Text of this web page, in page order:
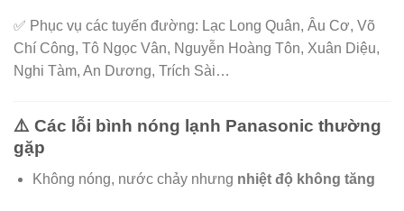
✅ Phục vụ các tuyến đường: Lạc Long Quân, Âu Cơ, Võ
Chí Công, Tô Ngọc Vân, Nguyễn Hoàng Tôn, Xuân Diệu,
Nghi Tàm, An Dương, Trích Sài…
⚠️ Các lỗi bình nóng lạnh Panasonic thường
gặp
Không nóng, nước chảy nhưng nhiệt độ không tăng